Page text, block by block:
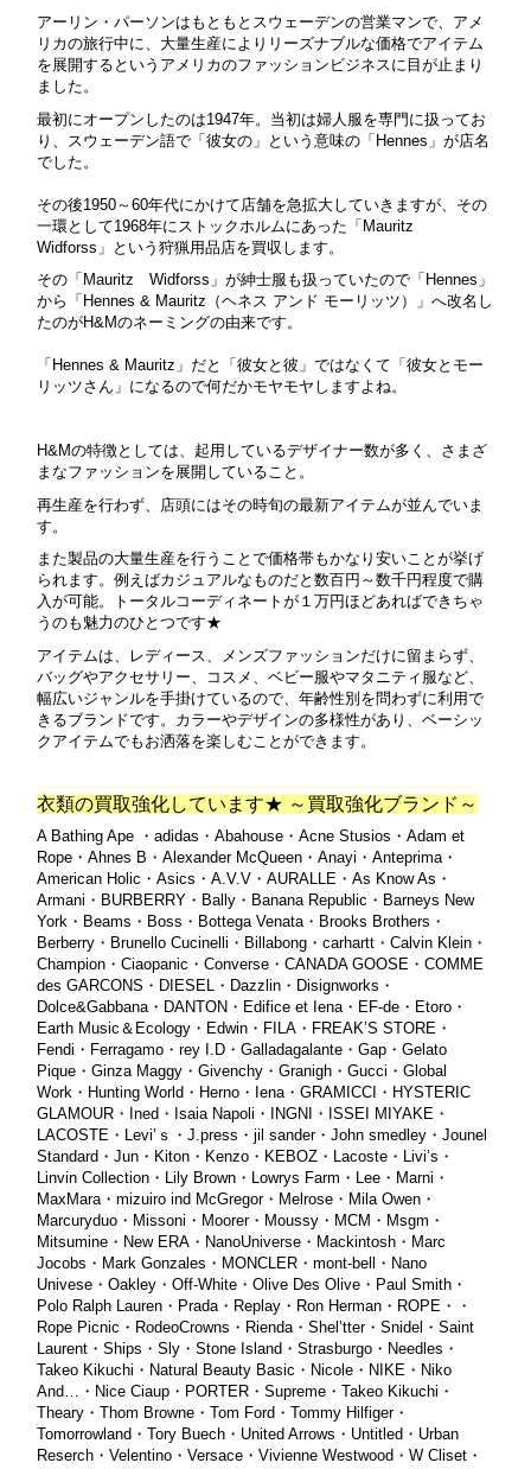
アーリン・パーソンはもともとスウェーデンの営業マンで、 アメ
リカの旅行中に、 大量生産によりリーズナブルな価格でアイテム
を展開する というアメリカのファッションビジネスに目が止まり
ました。
最初にオープンしたのは1947年。 当初は婦人服を専門に扱ってお
り、スウェーデン語で「彼女の」という意味の「Hennes」が店名
でした。
その後1950～60年代にかけて店舗を急拡大していきますが、その
一環として1968年にストックホルムにあった「Mauritz
Widforss」という狩猟用品店を買収します。
その「Mauritz Widforss」が紳士服も扱っていたので「Hennes」
から「Hennes & Mauritz（ヘネス アンド モーリッツ）」へ改名し
たのがH&Mのネーミングの由来です。
「Hennes & Mauritz」だと「彼女と彼」ではなくて「彼女とモー
リッツさん」になるので何だかモヤモヤしますよね。
H&Mの特徴としては、起用しているデザイナー数が多く、さまざ
まなファッションを展開していること。
再生産を行わず、店頭にはその時旬の最新アイテムが並んでいま
す。
また製品の大量生産を行うことで価格帯もかなり安いことが挙げ
られます。例えばカジュアルなものだと数百円～数千円程度で購
入が可能。トータルコーディネートが１万円ほどあればできちゃ
うのも魅力のひとつです★
アイテムは、レディース、メンズファッションだけに留まらず、
バッグやアクセサリー、コスメ、ベビー服やマタニティ服など、
幅広いジャンルを手掛けているので、年齢性別を問わずに利用で
きるブランドです。 カラーやデザインの多様性があり、ベーシッ
クアイテムでもお洒落を楽しむことができます。
衣類の買取強化しています★ ～買取強化ブランド～
A Bathing Ape ・adidas・Abahouse・Acne Stusios・Adam et
Rope・Ahnes B・Alexander McQueen・Anayi・Anteprima・
American Holic・Asics・A.V.V・AURALLE・As Know As・
Armani・BURBERRY・Bally・Banana Republic・Barneys New
York・Beams・Boss・Bottega Venata・Brooks Brothers・
Berberry・Brunello Cucinelli・Billabong・carhartt・Calvin Klein・
Champion・Ciaopanic・Converse・CANADA GOOSE・COMME
des GARCONS・DIESEL・Dazzlin・Disignworks・
Dolce&Gabbana・DANTON・Edifice et Iena・EF-de・Etoro・
Earth Music＆Ecology・Edwin・FILA・FREAK’S STORE・
Fendi・Ferragamo・rey I.D・Galladagalante・Gap・Gelato
Pique・Ginza Maggy・Givenchy・Granigh・Gucci・Global
Work・Hunting World・Herno・Iena・GRAMICCI・HYSTERIC
GLAMOUR・Ined・Isaia Napoli・INGNI・ISSEI MIYAKE・
LACOSTE・Levi’ｓ・J.press・jil sander・John smedley・Jounel
Standard・Jun・Kiton・Kenzo・KEBOZ・Lacoste・Livi’s・
Linvin Collection・Lily Brown・Lowrys Farm・Lee・Marni・
MaxMara・mizuiro ind McGregor・Melrose・Mila Owen・
Marcuryduo・Missoni・Moorer・Moussy・MCM・Msgm・
Mitsumine・New ERA・NanoUniverse・Mackintosh・Marc
Jocobs・Mark Gonzales・MONCLER・mont-bell・Nano
Univese・Oakley・Off-White・Olive Des Olive・Paul Smith・
Polo Ralph Lauren・Prada・Replay・Ron Herman・ROPE・・
Rope Picnic・RodeoCrowns・Rienda・Shel’tter・Snidel・Saint
Laurent・Ships・Sly・Stone Island・Strasburgo・Needles・
Takeo Kikuchi・Natural Beauty Basic・Nicole・NIKE・Niko
And…・Nice Ciaup・PORTER・Supreme・Takeo Kikuchi・
Theary・Thom Browne・Tom Ford・Tommy Hilfiger・
Tomorrowland・Tory Buech・United Arrows・Untitled・Urban
Reserch・Velentino・Versace・Vivienne Westwood・W Cliset・